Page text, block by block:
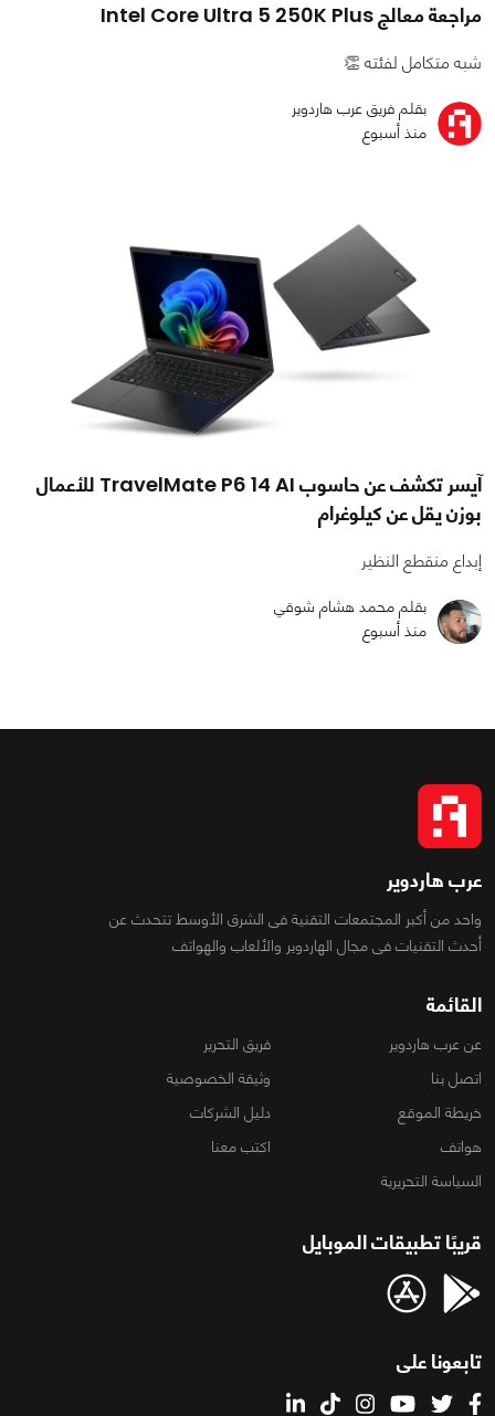
مراجعة معالج Intel Core Ultra 5 250K Plus
شبه متكامل لفئته 👏
بقلم فريق عرب هاردوير
منذ أسبوع
آيسر تكشف عن حاسوب TravelMate P6 14 AI للأعمال
بوزن يقل عن كيلوغرام
إبداع منقطع النظير
بقلم محمد هشام شوقي
منذ أسبوع
عرب هاردوير
واحد من أكبر المجتمعات التقنية فى الشرق الأوسط تتحدث عن
أحدث التقنيات فى مجال الهاردوير والألعاب والهواتف
القائمة
عن عرب هاردوير
فريق التحرير
اتصل بنا
وثيقة الخصوصية
خريطة الموقع
دليل الشركات
هواتف
اكتب معنا
السياسة التحريرية
قريبًا تطبيقات الموبايل
تابعونا على